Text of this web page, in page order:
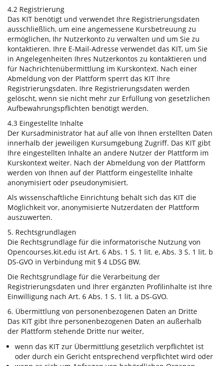
4.2 Registrierung
Das KIT benötigt und verwendet Ihre Registrierungsdaten
ausschließlich, um eine angemessene Kursbetreuung zu
ermöglichen, Ihr Nutzerkonto zu verwalten und um Sie zu
kontaktieren. Ihre E-Mail-Adresse verwendet das KIT, um Sie
in Angelegenheiten Ihres Nutzerkontos zu kontaktieren und
für Nachrichtenübermittlung im Kurskontext. Nach einer
Abmeldung von der Plattform sperrt das KIT Ihre
Registrierungsdaten. Ihre Registrierungsdaten werden
gelöscht, wenn sie nicht mehr zur Erfüllung von gesetzlichen
Aufbewahrungspflichten benötigt werden.
4.3 Eingestellte Inhalte
Der Kursadministrator hat auf alle von Ihnen erstellten Daten
innerhalb der jeweiligen Kursumgebung Zugriff. Das KIT gibt
Ihre eingestellten Inhalte an andere Nutzer der Plattform im
Kurskontext weiter. Nach der Abmeldung von der Plattform
werden von Ihnen auf der Plattform eingestellte Inhalte
anonymisiert oder pseudonymisiert.
Als wissenschaftliche Einrichtung behält sich das KIT die
Möglichkeit vor, anonymisierte Nutzerdaten der Plattform
auszuwerten.
5. Rechtsgrundlagen
Die Rechtsgrundlage für die informatorische Nutzung von
Opencourses.kit.edu ist Art. 6 Abs. 1 S. 1 lit. e, Abs. 3 S. 1 lit. b
DS-GVO in Verbindung mit § 4 LDSG BW.
Die Rechtsgrundlage für die Verarbeitung der
Registrierungsdaten und Ihrer ergänzten Profilinhalte ist Ihre
Einwilligung nach Art. 6 Abs. 1 S. 1 lit. a DS-GVO.
6. Übermittlung von personenbezogenen Daten an Dritte
Das KIT gibt Ihre personenbezogenen Daten an außerhalb
der Plattform stehende Dritte nur weiter,
wenn das KIT zur Übermittlung gesetzlich verpflichtet ist
oder durch ein Gericht entsprechend verpflichtet wird oder